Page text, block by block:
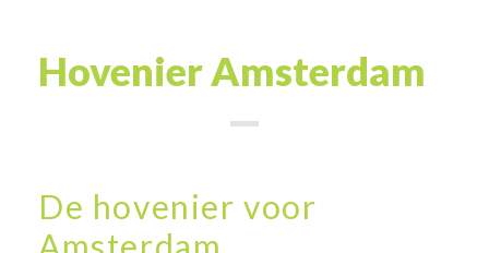
Hovenier Amsterdam
De hovenier voor